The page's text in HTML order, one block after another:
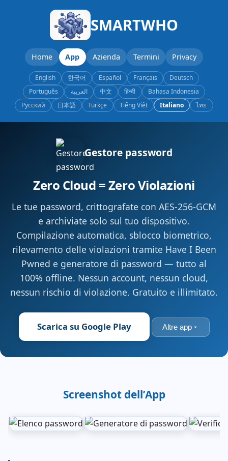
SMARTWHO
Home App Azienda Termini Privacy
English 한국어 Español Français
Deutsch
Português
العربية 中文 हिन्दी
Bahasa Indonesia
Русский
日本語 Türkçe Tiếng Việt Italiano ไทย
Gestore password
Zero Cloud = Zero Violazioni
Le tue password, crittografate con AES-256-GCM
e archiviate solo sul tuo dispositivo.
Compilazione automatica, sblocco biometrico,
rilevamento delle violazioni tramite Have I Been
Pwned e generatore di password — tutto al
100% offline. Nessun account, nessun cloud,
nessun rischio di violazione. Gratuito e illimitato.
Scarica su Google Play Altre app
Screenshot dell’App